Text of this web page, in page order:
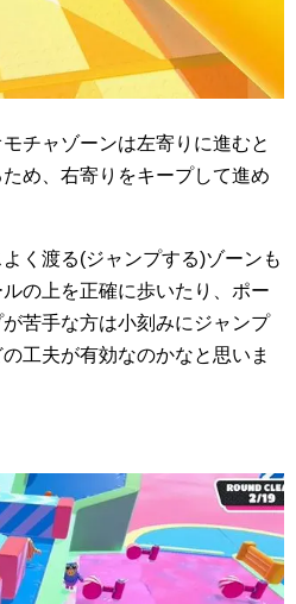
チャゾーンは左寄りに進むと
め、右寄りをキープして進め
く渡る(ジャンプする)ゾーンも
の上を正確に歩いたり、ポー
苦手な方は小刻みにジャンプ
工夫が有効なのかなと思いま